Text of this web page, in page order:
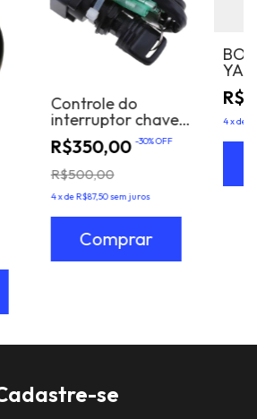
Controle do
interruptor chave
da ignição da
manete ou barco,
motor de motor
exterior de
Yamaha
R$350,00 -30%OFF
R$500,00
4xdeR$87,50sem juros
4xde
se